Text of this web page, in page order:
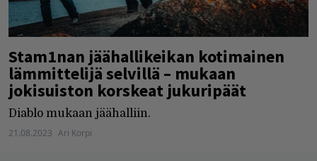
Stam1nan jäähallikeikan kotimainen
lämmittelijä selvillä – mukaan
jokisuiston korskeat jukuripäät
Diablo mukaan jäähalliin.
21.08.2023 Ari Korpi